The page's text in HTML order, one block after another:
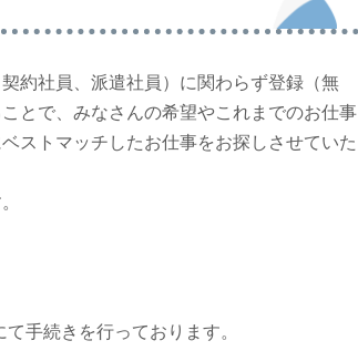
約社員、派遣社員）に関わらず登録（無
とで、みなさんの希望やこれまでのお仕事
ストマッチしたお仕事をお探しさせていた
手続きを行っております。